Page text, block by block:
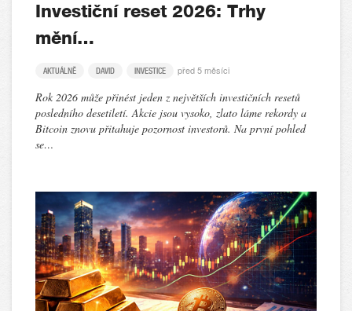
Investiční reset 2026: Trhy
mění…
AKTUÁLNĚ DAVID INVESTICE před 5 měsíci
Rok 2026 může přinést jeden z největších investičních resetů
posledního desetiletí. Akcie jsou vysoko, zlato láme rekordy a
Bitcoin znovu přitahuje pozornost investorů. Na první pohled
se…